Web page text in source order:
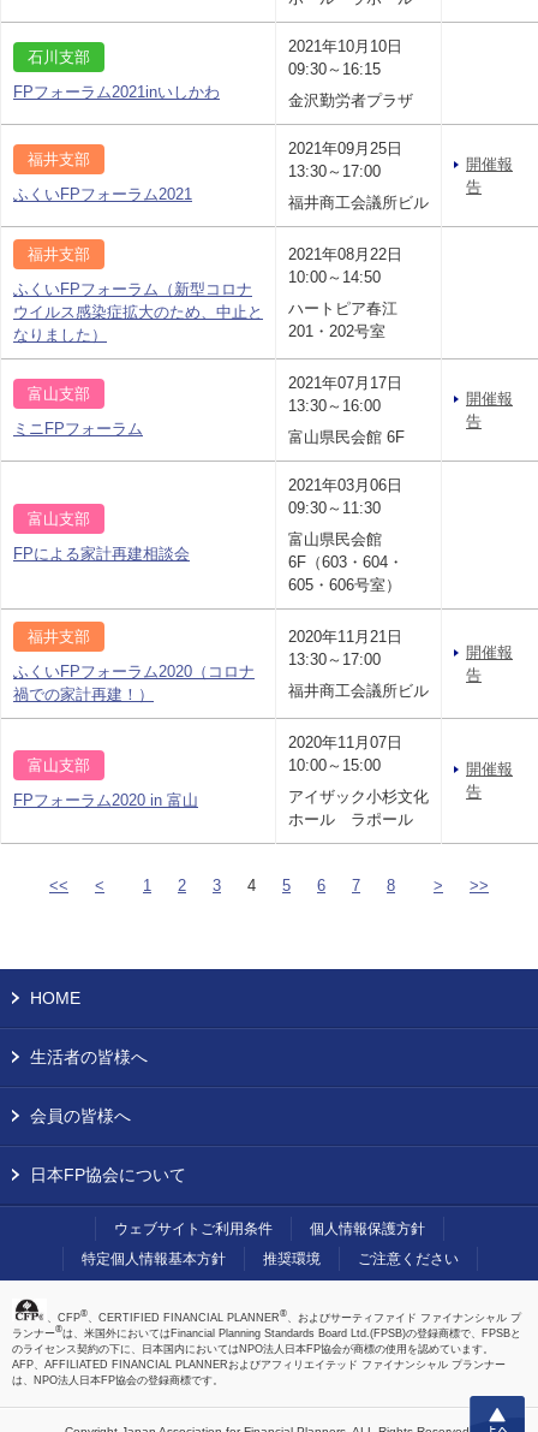
石川支部
FPフォーラム2021inいしかわ
2021年10月10日
09:30～16:15
金沢勤労者プラザ
福井支部
ふくいFPフォーラム2021
2021年09月25日
13:30～17:00
福井商工会議所ビル
開催報
告
福井支部
ふくいFPフォーラム（新型コロナ
ウイルス感染症拡大のため、中止と
なりました）
2021年08月22日
10:00～14:50
ハートピア春江
201・202号室
富山支部
ミニFPフォーラム
2021年07月17日
13:30～16:00
富山県民会館 6F
開催報
告
富山支部
FPによる家計再建相談会
2021年03月06日
09:30～11:30
富山県民会館
6F（603・604・
605・606号室）
福井支部
ふくいFPフォーラム2020（コロナ
禍での家計再建！）
2020年11月21日
13:30～17:00
福井商工会議所ビル
開催報
告
富山支部
FPフォーラム2020 in 富山
2020年11月07日
10:00～15:00
アイザック小杉文化
ホール ラポール
開催報
告
<< < 1 2 3 4 5 6 7 8 > >>
上へ
HOME
生活者の皆様へ
会員の皆様へ
日本FP協会について
ウェブサイトご利用条件
個人情報保護方針
特定個人情報基本方針
推奨環境 ご注意ください
、CFP®、CERTIFIED FINANCIAL PLANNER®、およびサーティファイド ファイナンシャル プ
ランナー®は、米国外においてはFinancial Planning Standards Board Ltd.(FPSB)の登録商標で、FPSBと
のライセンス契約の下に、日本国内においてはNPO法人日本FP協会が商標の使用を認めています。
AFP、AFFILIATED FINANCIAL PLANNERおよびアフィリエイテッド ファイナンシャル プランナー
は、NPO法人日本FP協会の登録商標です。